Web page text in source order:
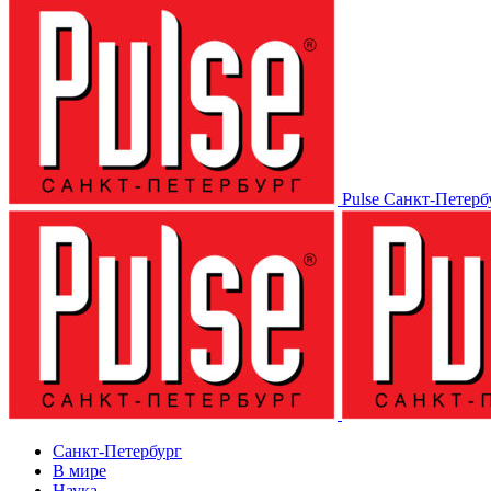
Pulse Санкт-
Санкт-Петербург
В мире